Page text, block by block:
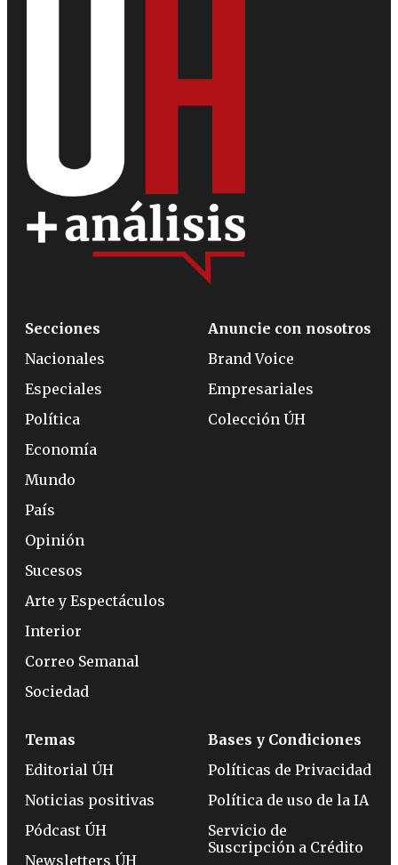
Secciones
Nacionales
Especiales
Política
Economía
Mundo
País
Opinión
Sucesos
Arte y Espectáculos
Interior
Correo Semanal
Sociedad
Anuncie con nosotros
Brand Voice
Empresariales
Colección ÚH
Temas
Editorial ÚH
Noticias positivas
Pódcast ÚH
Newsletters ÚH
Bases y Condiciones
Políticas de Privacidad
Política de uso de la IA
Servicio de
Suscripción a Crédito